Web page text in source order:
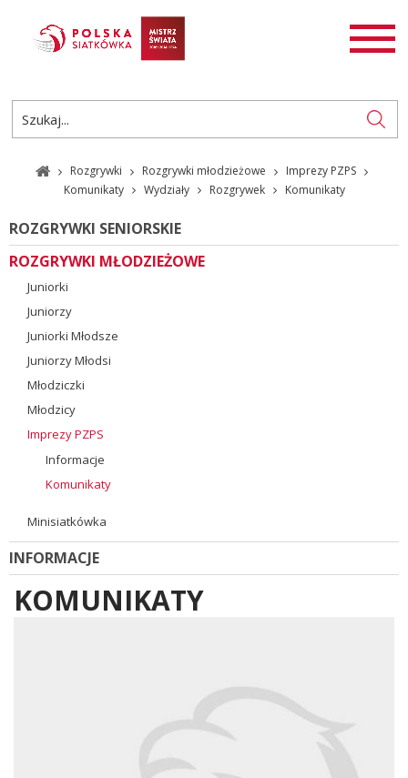
AKTUALNOŚCI
ROZGRYWKI
PL
EN
Rozgrywki Rozgrywki młodzieżowe
Imprezy PZPS
Komunikaty
Wydziały Rozgrywek Komunikaty
ROZGRYWKI SENIORSKIE
ROZGRYWKI MŁODZIEŻOWE
Juniorki
Juniorzy
Juniorki Młodsze
Juniorzy Młodsi
Młodziczki
Młodzicy
Imprezy PZPS
Informacje
Komunikaty
Minisiatkówka
INFORMACJE
KOMUNIKATY